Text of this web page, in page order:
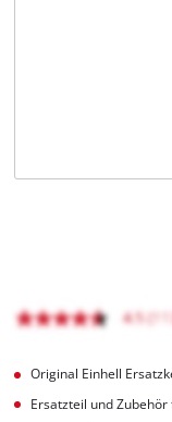
Original Einhell
Ersatzteil und